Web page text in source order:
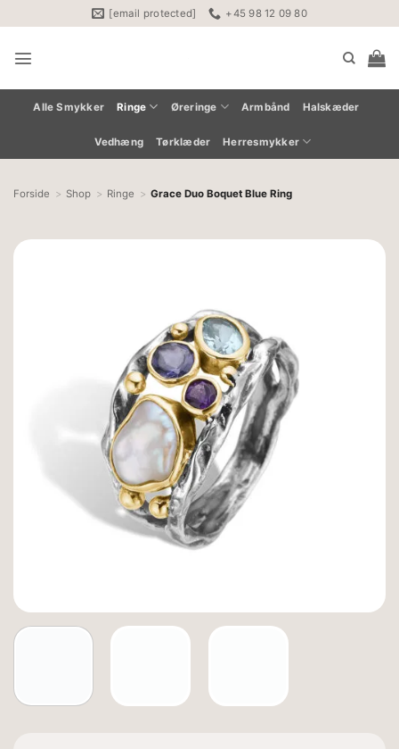
til
indhold
[email protected] +45 98 12 09 80
Alle Smykker Ringe Øreringe Armbånd Halskæder
Vedhæng Tørklæder Herresmykker
Forside Shop Ringe Grace Duo Boquet Blue Ring